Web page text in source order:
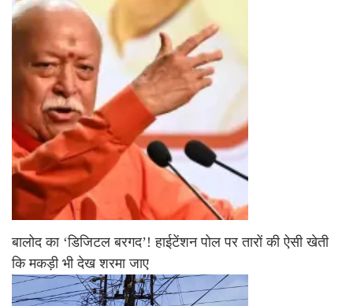
बालोद का ‘डिजिटल बरगद’! हाईटेंशन पोल पर तारों की ऐसी खेती
कि मकड़ी भी देख शरमा जाए